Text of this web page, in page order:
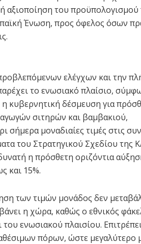
αξιοποίηση του προϋπολογισμού
Ένωση, προς όφελος όσων
ελέγχων και την
το ενωσιακό πλαίσιο,
κυβερνητική δέσμευση για
σιτηρών και βαμβακιού,
μοναδιαίες τιμές στις
του Στρατηγικού Σχεδίου της
η πρόσθετη οριζόντια
και 15%.
των τιμών μονάδος δεν
η χώρα, καθώς ο εθνικός
ενωσιακού πλαισίου.
πόρων, ώστε μεγαλύτερο